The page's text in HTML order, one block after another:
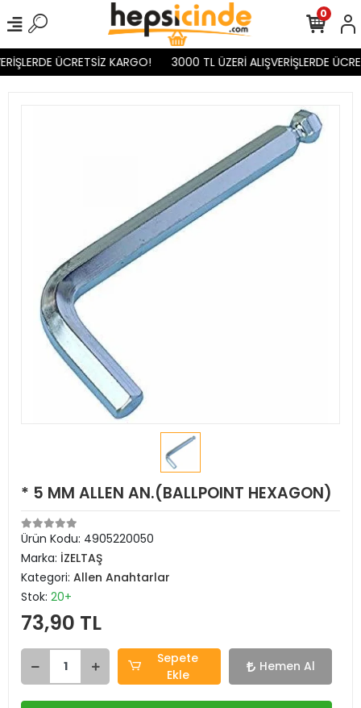
ÜCRETSİZ KARGO! 3000 TL ÜZERİ ALIŞVERİŞLERDE
0
* 5 MM ALLEN AN.(BALLPOINT HEXAGON)
Ürün Kodu: 4905220050
Marka: İZELTAŞ
Kategori: Allen Anahtarlar
Stok: 20+
73,90 TL
Sepete
Ekle
Hemen Al